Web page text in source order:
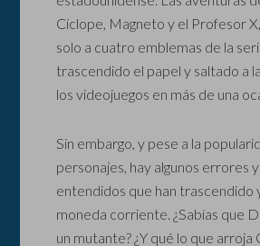
Cíclope, Magneto y el Profesor
solo a cuatro emblemas de la
trascendido el papel y saltado a
los videojuegos en más de una
Sin embargo, y pese a la
personajes, hay algunos errores
entendidos que han trascendido
moneda corriente. ¿Sabías que
un mutante? ¿Y qué lo que arroja